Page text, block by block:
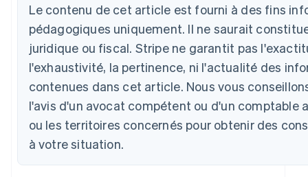
Le contenu de cet article est fourni à des fins
pédagogiques uniquement. Il ne saurait
juridique ou fiscal. Stripe ne garantit pas
l'exhaustivité, la pertinence, ni l'actualité des
contenues dans cet article. Nous vous
l'avis d'un avocat compétent ou d'un comptable
ou les territoires concernés pour obtenir des
à votre situation.
Allemagne
Deutsch English
Australie
English
Autriche
Deutsch
Belgique
NederlandsFrançaisDeutschEnglish
Brésil
Bulgarie